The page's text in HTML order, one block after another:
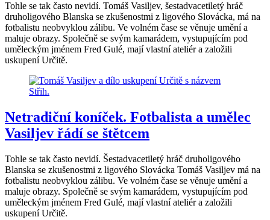
Tohle se tak často nevidí. Tomáš Vasiljev, šestadvacetiletý hráč
druholigového Blanska se zkušenostmi z ligového Slovácka, má na
fotbalistu neobvyklou zálibu. Ve volném čase se věnuje umění a
maluje obrazy. Společně se svým kamarádem, vystupujícím pod
uměleckým jménem Fred Gulé, mají vlastní ateliér a založili
uskupení Určitě.
Netradiční koníček. Fotbalista a umělec
Vasiljev řádí se štětcem
Tohle se tak často nevidí. Šestadvacetiletý hráč druholigového
Blanska se zkušenostmi z ligového Slovácka Tomáš Vasiljev má na
fotbalistu neobvyklou zálibu. Ve volném čase se věnuje umění a
maluje obrazy. Společně se svým kamarádem, vystupujícím pod
uměleckým jménem Fred Gulé, mají vlastní ateliér a založili
uskupení Určitě.